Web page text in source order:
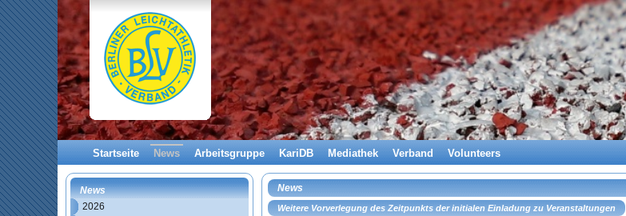
Startseite News Arbeitsgruppe KariDB Mediathek Verband Volunteers
News
2026
News
Weitere Vorverlegung des Zeitpunkts der initialen Einladung zu Veranstaltungen